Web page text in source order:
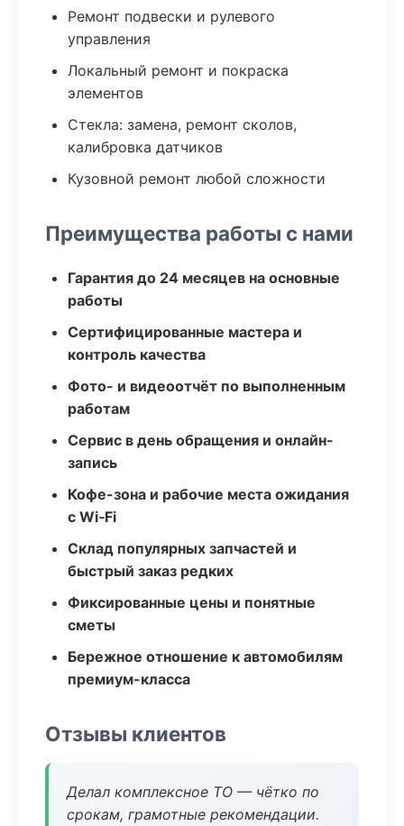
Ремонт подвески и рулевого
управления
Локальный ремонт и покраска
элементов
Стекла: замена, ремонт сколов,
калибровка датчиков
Кузовной ремонт любой сложности
Преимущества работы с нами
Гарантия до 24 месяцев на основные
работы
Сертифицированные мастера и
контроль качества
Фото- и видеоотчёт по выполненным
работам
Сервис в день обращения и онлайн-
запись
Кофе-зона и рабочие места ожидания
с Wi‑Fi
Склад популярных запчастей и
быстрый заказ редких
Фиксированные цены и понятные
сметы
Бережное отношение к автомобилям
премиум-класса
Отзывы клиентов
Делал комплексное ТО — чётко по
срокам, грамотные рекомендации.